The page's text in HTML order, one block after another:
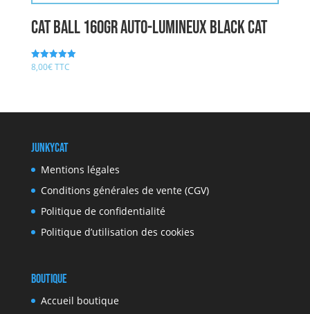
cat ball 160gr auto-lumineux BLACK CAT
Note
5.00
8,00€TTC
JunkyCat
Mentions légales
Conditions générales de vente (CGV)
Politique de confidentialité
Politique d’utilisation des cookies
Boutique
Accueil boutique